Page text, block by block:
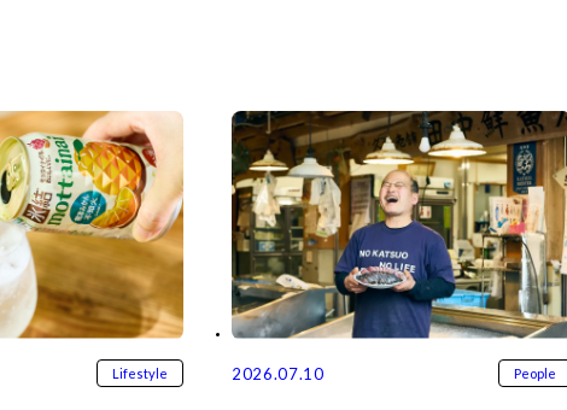
Lifestyle 2026.07.10 People